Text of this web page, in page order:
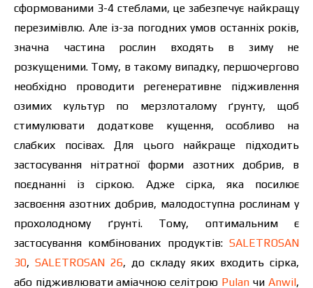
сформованими 3-4 стеблами, це забезпечує найкращу
перезимівлю. Але із-за погодних умов останніх років,
значна частина рослин входять в зиму не
розкущеними. Тому, в такому випадку, першочергово
необхідно проводити регенеративне підживлення
озимих культур по мерзлоталому ґрунту, щоб
стимулювати додаткове кущення, особливо на
слабких посівах. Для цього найкраще підходить
застосування нітратної форми азотних добрив, в
поєднанні із сіркою. Адже сірка, яка посилює
засвоєння азотних добрив, малодоступна рослинам у
прохолодному ґрунті. Тому, оптимальним є
застосування комбінованих продуктів: SALETROSAN
30, SALETROSAN 26, до складу яких входить сірка,
або підживлювати аміачною селітрою PulanчиAnwil,